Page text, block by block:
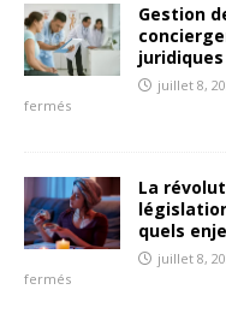
Gestion
juillet 8,
fermés
La
quels
juillet 8,
fermés